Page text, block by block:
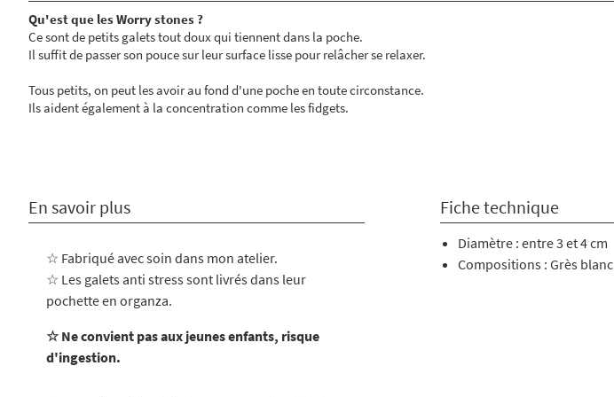
Qu'est que les Worry stones ?
Ce sont de petits galets tout doux qui tiennent dans la poche.
Il suffit de passer son pouce sur leur surface lisse pour relâcher se relaxer.
Tous petits, on peut les avoir au fond d'une poche en toute circonstance.
Ils aident également à la concentration comme les fidgets.
En savoir plus
☆ Fabriqué avec soin dans mon atelier.
☆ Les galets anti stress sont livrés dans leur
pochette en organza.
☆ Ne convient pas aux jeunes enfants, risque
d'ingestion.
Fiche technique
Diamètre : entre 3 et 4 cm
Compositions : Grès blanc